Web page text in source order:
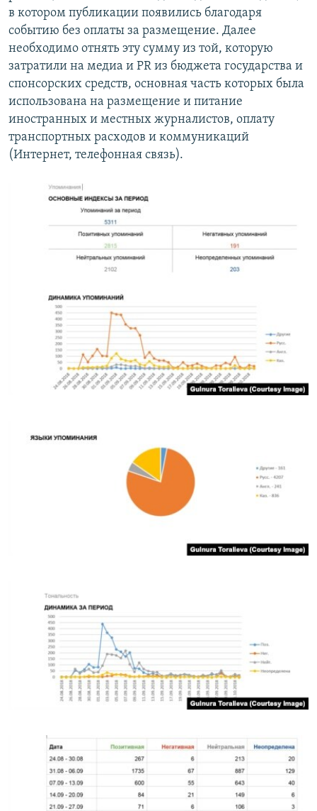
в котором публикации появились благодаря
событию без оплаты за размещение. Далее
необходимо отнять эту сумму из той, которую
затратили на медиа и PR из бюджета государства и
спонсорских средств, основная часть которых была
использована на размещение и питание
иностранных и местных журналистов, оплату
транспортных расходов и коммуникаций
(Интернет, телефонная связь).